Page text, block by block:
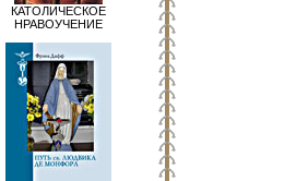
КАТОЛИЧЕСКОЕ
НРАВОУЧЕНИЕ